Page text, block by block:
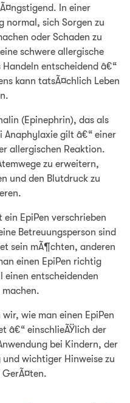
In einer
normal, sich Sorgen zu
oder Schaden zu
schwere allergische
entscheidend â€“
kann tatsÃ¤chlich Leben
(Epinephrin), das als
gilt â€“ einer
allergischen Reaktion.
zu erweitern,
und den Blutdruck zu
EpiPen verschrieben
Betreuungsperson sind
sein mÃ¶chten, anderen
einen EpiPen richtig
entscheidenden
machen.
wie man einen EpiPen
â€“ einschlieÃŸlich der
bei Kindern, der
wichtiger Hinweise zu